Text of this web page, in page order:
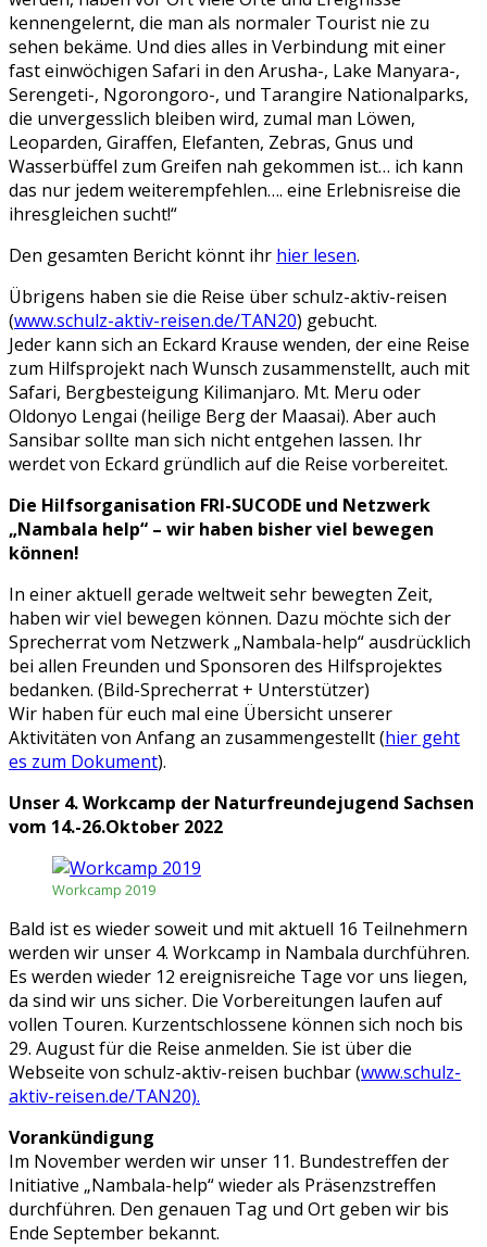
kennengelernt, die man als normaler Tourist nie zu
sehen bekäme. Und dies alles in Verbindung mit einer
fast einwöchigen Safari in den Arusha-, Lake Manyara-,
Serengeti-, Ngorongoro-, und Tarangire Nationalparks,
die unvergesslich bleiben wird, zumal man Löwen,
Leoparden, Giraffen, Elefanten, Zebras, Gnus und
Wasserbüffel zum Greifen nah gekommen ist… ich kann
das nur jedem weiterempfehlen…. eine Erlebnisreise die
ihresgleichen sucht!“
Den gesamten Bericht könnt ihr hier lesen.
Übrigens haben sie die Reise über schulz-aktiv-reisen
(www.schulz-aktiv-reisen.de/TAN20) gebucht.
Jeder kann sich an Eckard Krause wenden, der eine Reise
zum Hilfsprojekt nach Wunsch zusammenstellt, auch mit
Safari, Bergbesteigung Kilimanjaro. Mt. Meru oder
Oldonyo Lengai (heilige Berg der Maasai). Aber auch
Sansibar sollte man sich nicht entgehen lassen. Ihr
werdet von Eckard gründlich auf die Reise vorbereitet.
Die Hilfsorganisation FRI-SUCODE und Netzwerk
„Nambala help“ – wir haben bisher viel bewegen
können!
In einer aktuell gerade weltweit sehr bewegten Zeit,
haben wir viel bewegen können. Dazu möchte sich der
Sprecherrat vom Netzwerk „Nambala-help“ ausdrücklich
bei allen Freunden und Sponsoren des Hilfsprojektes
bedanken. (Bild-Sprecherrat + Unterstützer)
Wir haben für euch mal eine Übersicht unserer
Aktivitäten von Anfang an zusammengestellt (hier geht
es zum Dokument).
Unser 4. Workcamp der Naturfreundejugend Sachsen
vom 14.-26.Oktober 2022
Workcamp 2019
Bald ist es wieder soweit und mit aktuell 16 Teilnehmern
werden wir unser 4. Workcamp in Nambala durchführen.
Es werden wieder 12 ereignisreiche Tage vor uns liegen,
da sind wir uns sicher. Die Vorbereitungen laufen auf
vollen Touren. Kurzentschlossene können sich noch bis
29. August für die Reise anmelden. Sie ist über die
Webseite von schulz-aktiv-reisen buchbar (www.schulz-
aktiv-reisen.de/TAN20).
Vorankündigung
Im November werden wir unser 11. Bundestreffen der
Initiative „Nambala-help“ wieder als Präsenzstreffen
durchführen. Den genauen Tag und Ort geben wir bis
Ende September bekannt.